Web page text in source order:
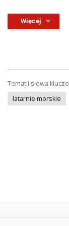
Więcej
Temat i słowa
latarnie morskie